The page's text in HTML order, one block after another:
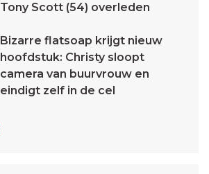
Tony Scott (54) overleden
Bizarre flatsoap krijgt nieuw
hoofdstuk: Christy sloopt
camera van buurvrouw en
eindigt zelf in de cel